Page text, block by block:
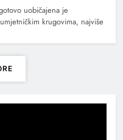
uobičajena je
krugovima, najviše